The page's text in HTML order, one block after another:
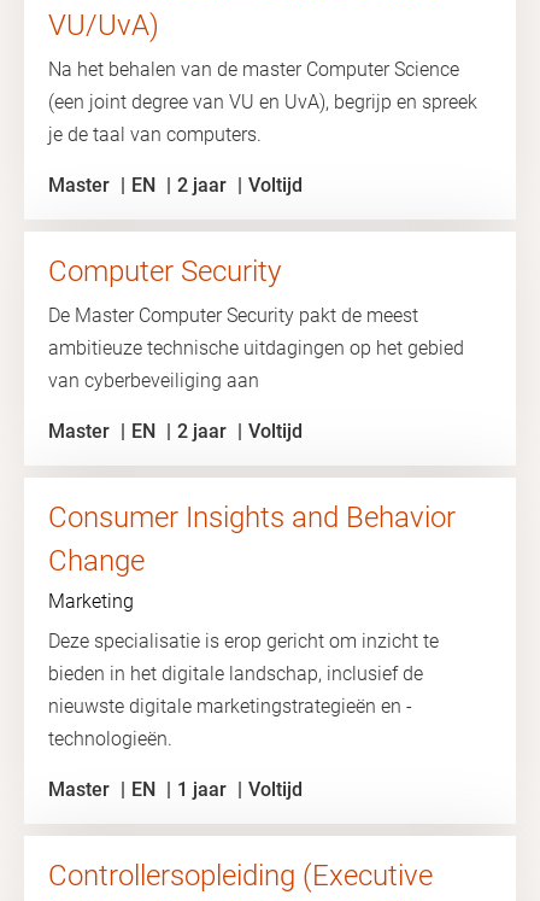
VU/UvA)
Na het behalen van de master Computer Science
(een joint degree van VU en UvA), begrijp en spreek
je de taal van computers.
Master EN 2 jaar Voltijd
Computer Security
De Master Computer Security pakt de meest
ambitieuze technische uitdagingen op het gebied
van cyberbeveiliging aan
Master EN 2 jaar Voltijd
Consumer Insights and Behavior
Change
Marketing
Deze specialisatie is erop gericht om inzicht te
bieden in het digitale landschap, inclusief de
nieuwste digitale marketingstrategieën en -
technologieën.
Master EN 1 jaar Voltijd
Controllersopleiding (Executive